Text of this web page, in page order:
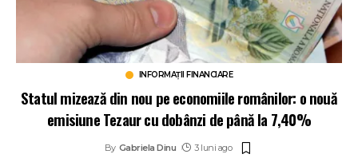
INFORMAȚII FINANCIARE
Statul mizează din nou pe economiile românilor: o nouă
emisiune Tezaur cu dobânzi de până la 7,40%
By Gabriela Dinu 3 luni ago